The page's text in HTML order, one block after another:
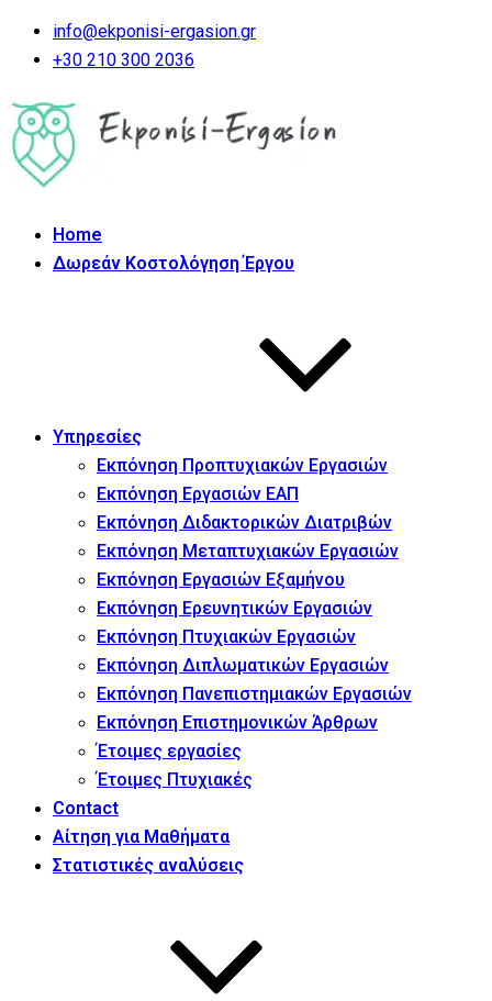
info@ekponisi-ergasion.gr
+30 210 300 2036
Home
Δωρεάν Κοστολόγηση Έργου
Υπηρεσίες
Εκπόνηση Προπτυχιακών Εργασιών
Εκπόνηση Εργασιών ΕΑΠ
Εκπόνηση Διδακτορικών Διατριβών
Εκπόνηση Μεταπτυχιακών Εργασιών
Εκπόνηση Εργασιών Εξαμήνου
Εκπόνηση Ερευνητικών Εργασιών
Εκπόνηση Πτυχιακών Εργασιών
Εκπόνηση Διπλωματικών Εργασιών
Εκπόνηση Πανεπιστημιακών Εργασιών
Εκπόνηση Επιστημονικών Άρθρων
Έτοιμες εργασίες
Έτοιμες Πτυχιακές
Contact
Αίτηση για Μαθήματα
Στατιστικές αναλύσεις